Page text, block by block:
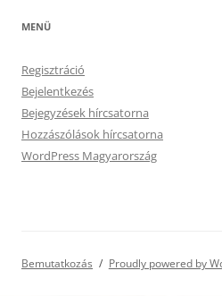
MENÜ
Regisztráció
Bejelentkezés
Bejegyzések hírcsatorna
Hozzászólások hírcsatorna
WordPress Magyarország
Bemutatkozás Proudly powered by